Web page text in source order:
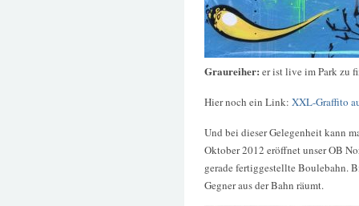
Graureiher: er ist live im Park zu
Hier noch ein Link: XXL-Graffito
Und bei dieser Gelegenheit kann
Oktober 2012 eröffnet unser OB
gerade fertiggestellte Boulebahn.
Gegner aus der Bahn räumt.